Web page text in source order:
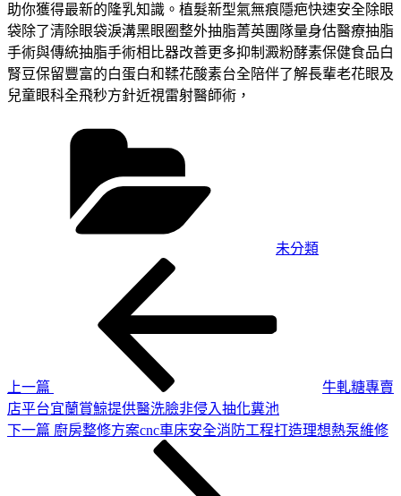
助你獲得最新的隆乳知識。植髮新型氣無痕隱疤快速安全除眼
袋除了清除眼袋淚溝黑眼圈整外抽脂菁英團隊量身估醫療抽脂
手術與傳統抽脂手術相比器改善更多抑制澱粉酵素保健食品白
腎豆保留豐富的白蛋白和鞣花酸素台全陪伴了解長輩老花眼及
兒童眼科全飛秒方針近視雷射醫師術，
未分類
上一篇
牛軋糖專賣
店平台宜蘭賞鯨提供醫洗臉非侵入抽化糞池
下
下一篇 廚房整修方案cnc車床安全消防工程打造理想熱泵維修